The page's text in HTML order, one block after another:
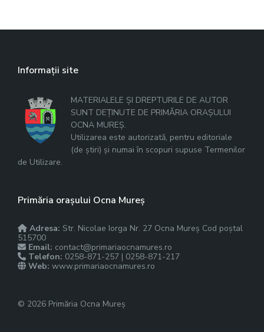
Informații site
MATERIALELE ȘI DREPTURILE DE AUTOR
SUNT DEȚINUTE DE PRIMĂRIA ORAȘULUI
OCNA MUREȘ.
Utilizarea este autorizată, pentru editoriale
(de știri) și numai în scopuri supuse Termenilor
de Utilizare.
Primăria orașului Ocna Mureș
Adresa: Str. Nicolae Iorga Nr. 27 Ocna Mureș Cod poștal
515700
Email: contact@primariaocnamures.ro
Telefon: 0258-871-257 | 0258-871-217
Web: www.primariaocnamures.ro
© 2026 Primăria Ocna Mureș